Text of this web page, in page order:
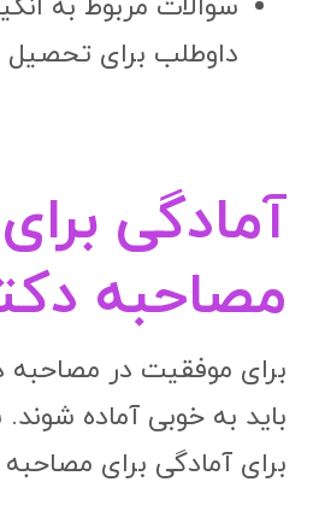
سوالات مربوط به
داوطلب برای
آمادگی برای
مصاحبه
برای موفقیت در مصاحبه
باید به خوبی آماده
برای آمادگی برای